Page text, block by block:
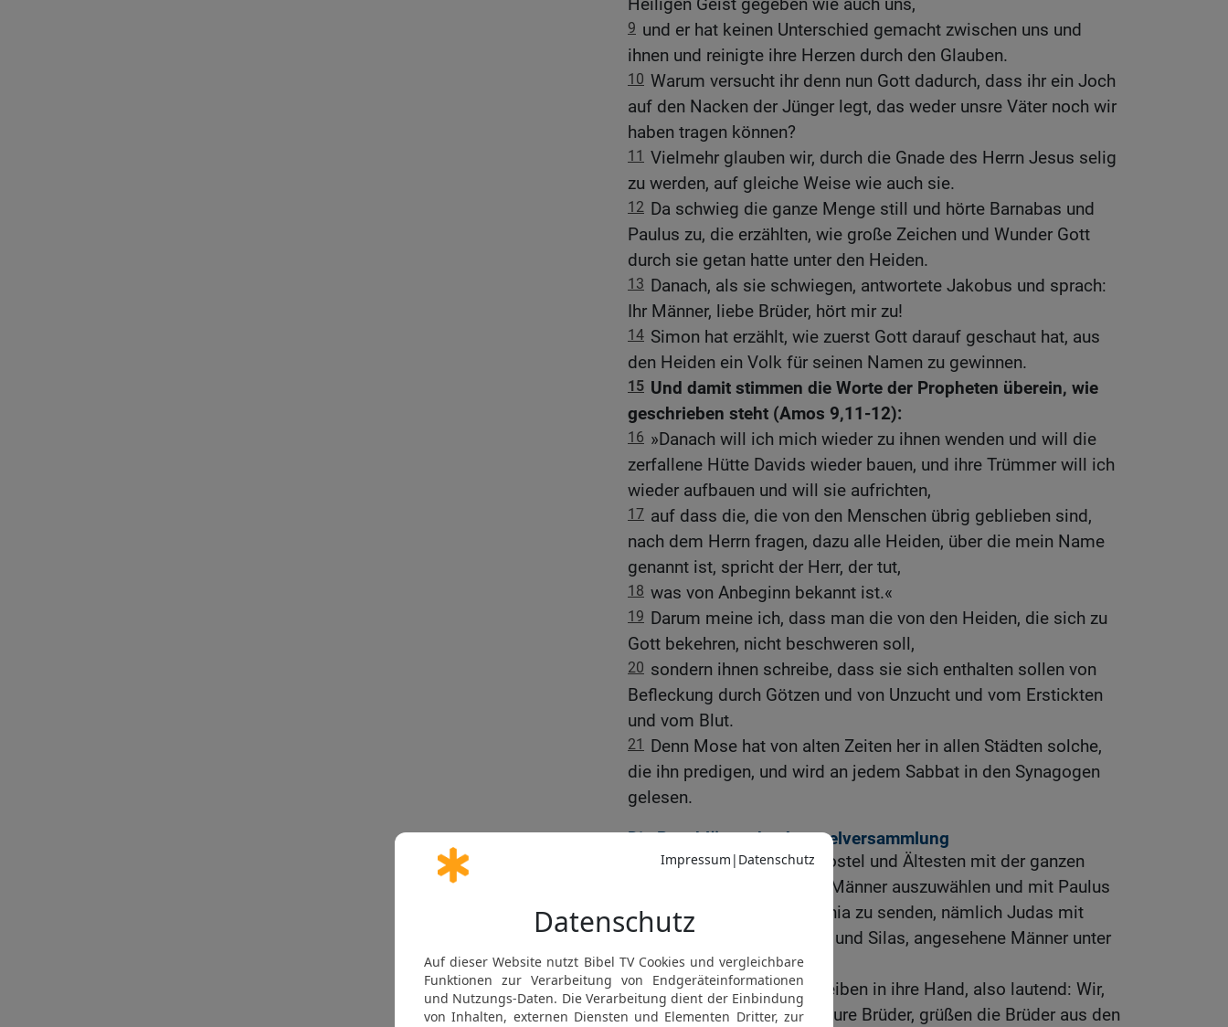
Heiligen Geist gegeben wie auch uns,
9 und er hat keinen Unterschied gemacht zwischen uns und
ihnen und reinigte ihre Herzen durch den Glauben.
10 Warum versucht ihr denn nun Gott dadurch, dass ihr ein Joch
auf den Nacken der Jünger legt, das weder unsre Väter noch wir
haben tragen können?
11 Vielmehr glauben wir, durch die Gnade des Herrn Jesus selig
zu werden, auf gleiche Weise wie auch sie.
12 Da schwieg die ganze Menge still und hörte Barnabas und
Paulus zu, die erzählten, wie große Zeichen und Wunder Gott
durch sie getan hatte unter den Heiden.
13 Danach, als sie schwiegen, antwortete Jakobus und sprach:
Ihr Männer, liebe Brüder, hört mir zu!
14 Simon hat erzählt, wie zuerst Gott darauf geschaut hat, aus
den Heiden ein Volk für seinen Namen zu gewinnen.
15 Und damit stimmen die Worte der Propheten überein, wie
geschrieben steht (Amos 9,11-12):
16 »Danach will ich mich wieder zu ihnen wenden und will die
zerfallene Hütte Davids wieder bauen, und ihre Trümmer will ich
wieder aufbauen und will sie aufrichten,
17 auf dass die, die von den Menschen übrig geblieben sind,
nach dem Herrn fragen, dazu alle Heiden, über die mein Name
genannt ist, spricht der Herr, der tut,
18 was von Anbeginn bekannt ist.«
19 Darum meine ich, dass man die von den Heiden, die sich zu
Gott bekehren, nicht beschweren soll,
20 sondern ihnen schreibe, dass sie sich enthalten sollen von
Befleckung durch Götzen und von Unzucht und vom Erstickten
und vom Blut.
21
Denn Mose hat von alten Zeiten her in allen Städten solche,
die ihn predigen, und wird an jedem Sabbat in den Synagogen
gelesen.
Die Beschlüsse der Apostelversammlung
Da beschlossen die Apostel und Ältesten mit der ganzen
Gemeinde, aus ihrer Mitte Männer auszuwählen und mit Paulus
und Barnabas nach Antiochia zu senden, nämlich Judas mit
dem Beinamen Barsabbas und Silas, angesehene Männer unter
den Brüdern.
23
Und sie gaben ein Schreiben in ihre Hand, also lautend: Wir,
die Apostel und Ältesten, eure Brüder, grüßen die Brüder aus den